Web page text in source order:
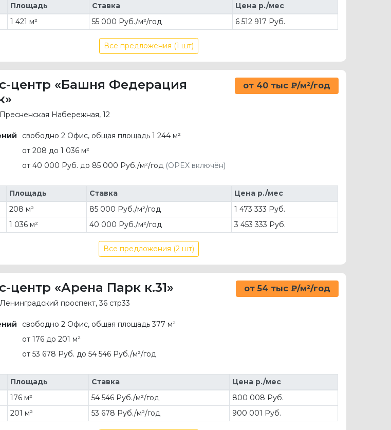
Площадь Ставка
Цена р./мес
1 421 м² 55 000 Руб./м²/год 6 512 917 Руб.
Все предложения (1 шт)
центр «Башня Федерация
от 40 тыс ₽/м²/год
Набережная, 12
свободно 2 Офис, общая площадь 1 244 м²
от 208 до 1 036 м²
от 40 000 Руб. до 85 000 Руб./м²/год (OPEX включён)
Площадь Ставка
Цена р./мес
208 м² 85 000 Руб./м²/год
1 473 333 Руб.
1 036 м² 40 000 Руб./м²/год 3 453 333 Руб.
Все предложения (2 шт)
центр «Арена Парк к.31» от 54 тыс ₽/м²/год
проспект, 36 стр33
свободно 2 Офис, общая площадь 377 м²
от 176 до 201 м²
от 53 678 Руб. до 54 546 Руб./м²/год
Площадь Ставка
Цена р./мес
176 м² 54 546 Руб./м²/год
800 008 Руб.
201 м² 53 678 Руб./м²/год 900 001 Руб.